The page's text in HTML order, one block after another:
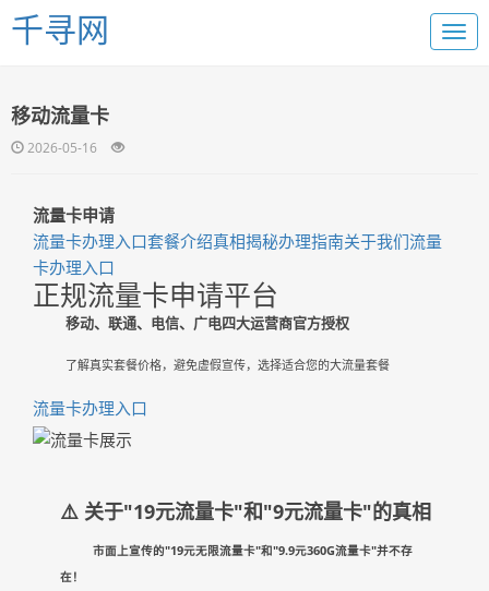
千寻网
移动流量卡
2026-05-16
流量卡申请
流量卡办理入口套餐介绍真相揭秘办理指南关于我们流量
卡办理入口
正规流量卡申请平台
移动、联通、电信、广电四大运营商官方授权
了解真实套餐价格，避免虚假宣传，选择适合您的大流量套餐
流量卡办理入口
⚠️ 关于"19元流量卡"和"9元流量卡"的真相
市面上宣传的"19元无限流量卡"和"9.9元360G流量卡"并不存
在！